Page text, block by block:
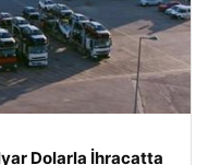
Dolarla İhracatta